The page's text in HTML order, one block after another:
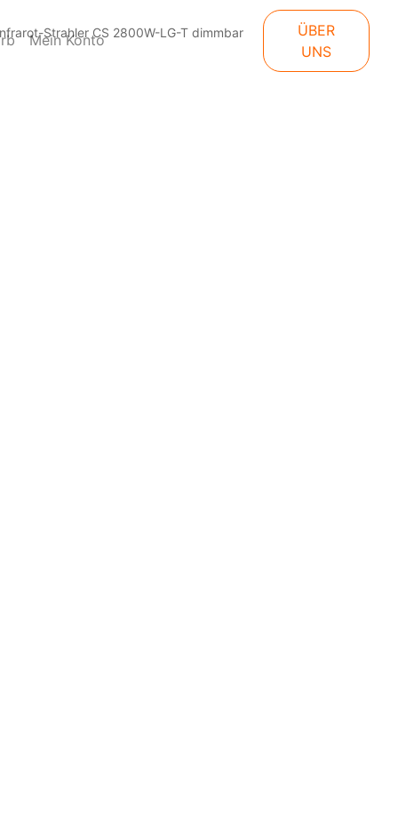
ÜBER
UNS
Mein Konto
Strahler CS 2800W-LG-T dimmbar